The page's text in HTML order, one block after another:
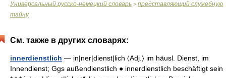
Универсальный русско-немецкий словарь > представляющий служебную
тайну
См. также в других словарях:
innerdienstlich — ịn|ner|dienst|lich 〈Adj.〉 im häusl. Dienst, im
Innendienst; Ggs außendienstlich ● innerdienstlich beschäftigt sein